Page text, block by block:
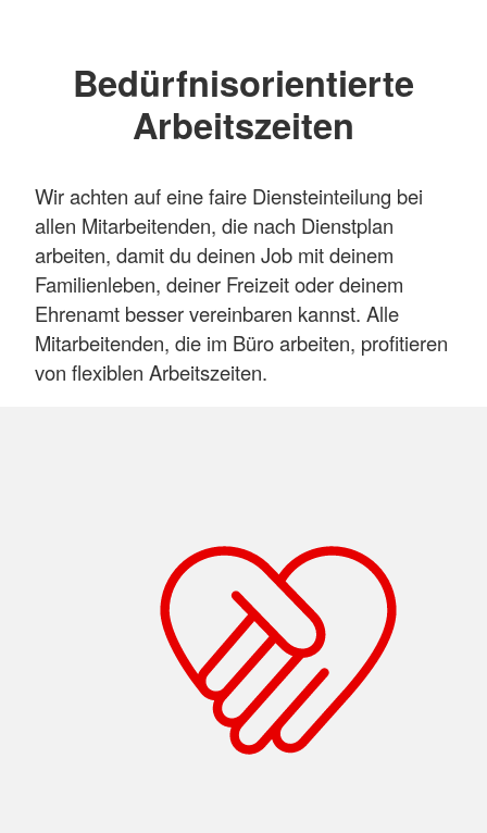
Bedürfnisorientierte
Arbeitszeiten
Wir achten auf eine faire Diensteinteilung bei
allen Mitarbeitenden, die nach Dienstplan
arbeiten, damit du deinen Job mit deinem
Familienleben, deiner Freizeit oder deinem
Ehrenamt besser vereinbaren kannst. Alle
Mitarbeitenden, die im Büro arbeiten, profitieren
von flexiblen Arbeitszeiten.